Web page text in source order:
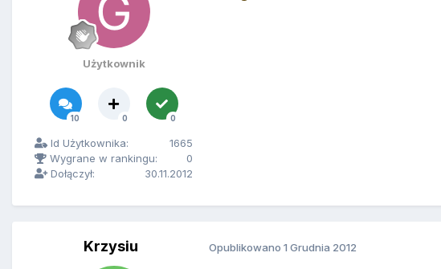
Użytkownik
10 0 0
Id Użytkownika:
1665
Wygrane w rankingu:
0
Dołączył:
30.11.2012
Krzysiu Opublikowano 1 Grudnia 2012